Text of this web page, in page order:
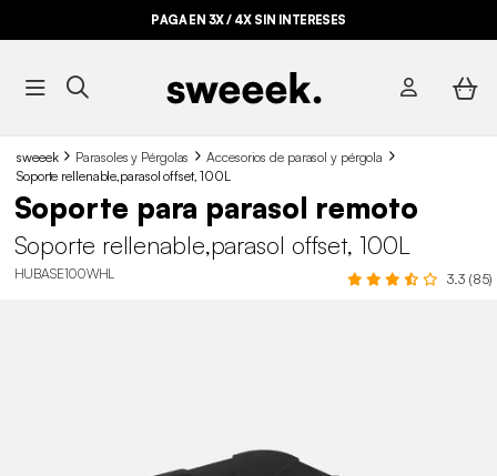
PAGA EN 3X / 4X SIN INTERESES
sweeek Parasoles y Pérgolas
Accesorios de parasol y pérgola
Soporte rellenable,parasol offset, 100L
Soporte para parasol remoto
Soporte rellenable,parasol offset, 100L
HUBASE100WHL 3.3 (85)